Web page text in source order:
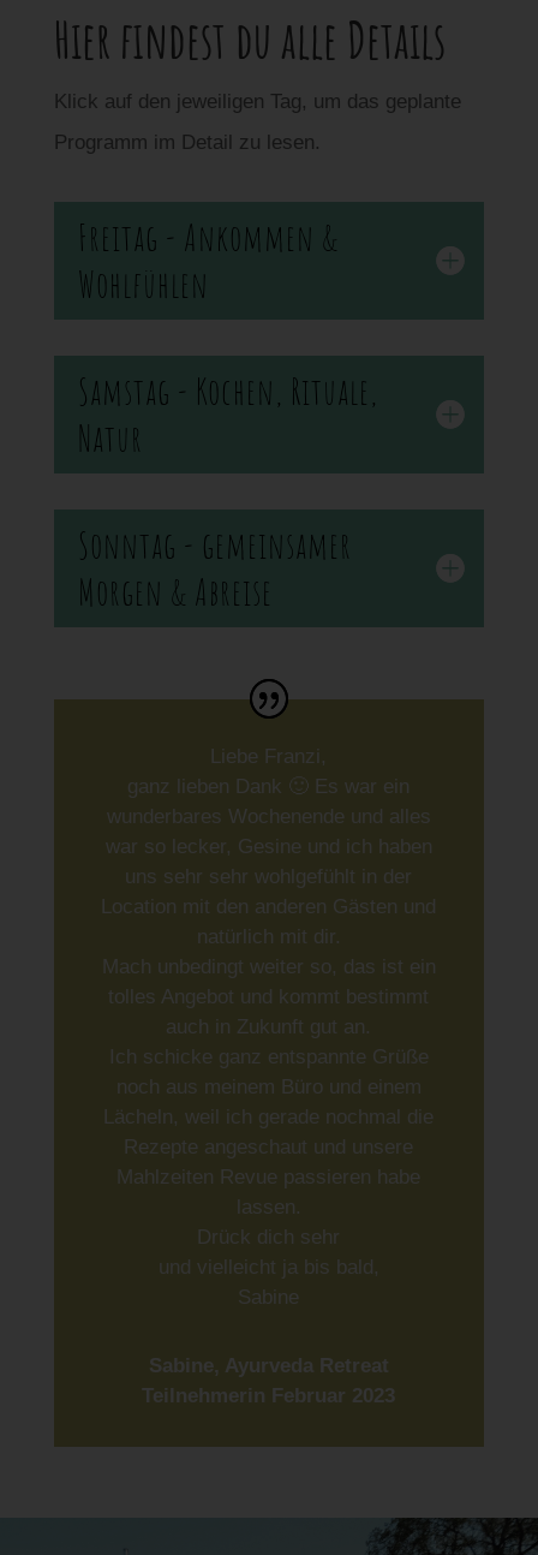
Hier findest du alle Details
Klick auf den jeweiligen Tag, um das geplante
Programm im Detail zu lesen.
Freitag - Ankommen &
Wohlfühlen
Samstag - Kochen, Rituale,
Natur
Sonntag - gemeinsamer
Morgen & Abreise
Liebe Franzi,
ganz lieben Dank 🙂 Es war ein
wunderbares Wochenende und alles
war so lecker, Gesine und ich haben
uns sehr sehr wohlgefühlt in der
Location mit den anderen Gästen und
natürlich mit dir.
Mach unbedingt weiter so, das ist ein
tolles Angebot und kommt bestimmt
auch in Zukunft gut an.
Ich schicke ganz entspannte Grüße
noch aus meinem Büro und einem
Lächeln, weil ich gerade nochmal die
Rezepte angeschaut und unsere
Mahlzeiten Revue passieren habe
lassen.
Drück dich sehr
und vielleicht ja bis bald,
Sabine
Sabine, Ayurveda Retreat
Teilnehmerin Februar 2023